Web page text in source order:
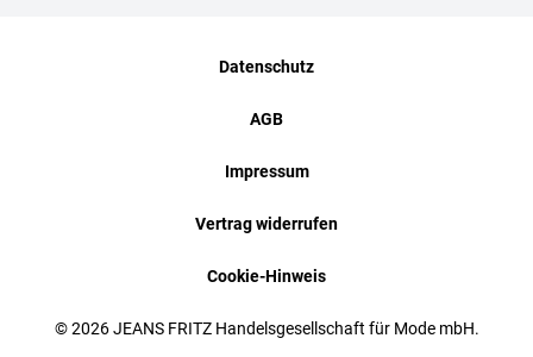
© 2026 JEANS FRITZ Handelsgesellschaft für Mode mbH.
Datenschutz
AGB
Impressum
Vertrag widerrufen
Cookie-Hinweis